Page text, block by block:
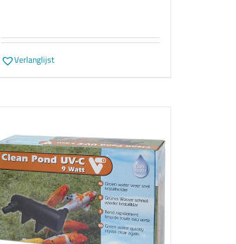
€ 1.549,95
Verlanglijst